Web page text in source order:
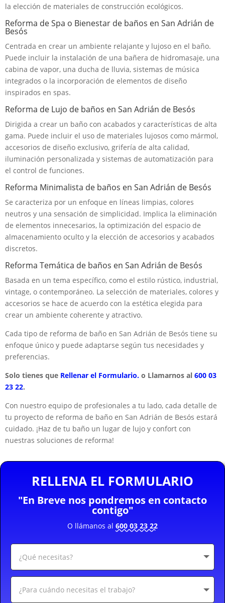
la elección de materiales de construcción ecológicos.
Reforma de Spa o Bienestar de baños en San Adrián de
Besós
Centrada en crear un ambiente relajante y lujoso en el baño.
Puede incluir la instalación de una bañera de hidromasaje, una
cabina de vapor, una ducha de lluvia, sistemas de música
integrados o la incorporación de elementos de diseño
inspirados en spas.
Reforma de Lujo de baños en San Adrián de Besós
Dirigida a crear un baño con acabados y características de alta
gama. Puede incluir el uso de materiales lujosos como mármol,
accesorios de diseño exclusivo, grifería de alta calidad,
iluminación personalizada y sistemas de automatización para
el control de funciones.
Reforma Minimalista de baños en San Adrián de Besós
Se caracteriza por un enfoque en líneas limpias, colores
neutros y una sensación de simplicidad. Implica la eliminación
de elementos innecesarios, la optimización del espacio de
almacenamiento oculto y la elección de accesorios y acabados
discretos.
Reforma Temática de baños en San Adrián de Besós
Basada en un tema específico, como el estilo rústico, industrial,
vintage, o contemporáneo. La selección de materiales, colores y
accesorios se hace de acuerdo con la estética elegida para
crear un ambiente coherente y atractivo.
Cada tipo de reforma de baño en San Adrián de Besós tiene su
enfoque único y puede adaptarse según tus necesidades y
preferencias.
Solo tienes que Rellenar el Formulario. o Llamarnos al 600 03
23 22.
Con nuestro equipo de profesionales a tu lado, cada detalle de
tu proyecto de reforma de baño en San Adrián de Besós estará
cuidado. ¡Haz de tu baño un lugar de lujo y confort con
nuestras soluciones de reforma!
RELLENA EL FORMULARIO
"En Breve nos pondremos en contacto
contigo"
O llámanos al 600 03 23 22